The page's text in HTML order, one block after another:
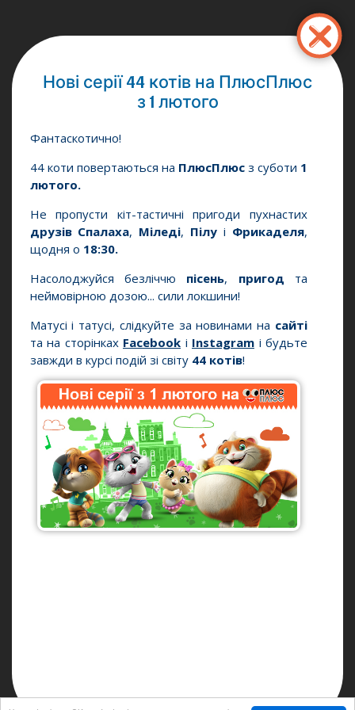
Нові серії 44 котів на ПлюсПлюс
з 1 лютого
Фантаскотично!
44 коти повертаються на ПлюсПлюсз суботи 1
лютого.
Не пропусти кіт-тастичні пригоди пухнастих
друзів Спалаха, Міледі, Пілуі Фрикаделя,
щодня о 18:30.
Насолоджуйся безліччю пісень, пригод та
неймовірною дозою... сили локшини!
Матусі і татусі, слідкуйте за новинами на сайті
та на сторінках Facebook і Instagram і будьте
завжди в курсі подій зі світу 44 котів!